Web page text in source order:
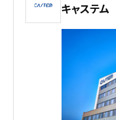
キャステム